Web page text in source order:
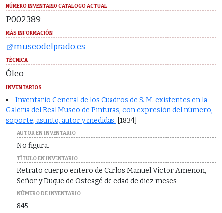
NÚMERO INVENTARIO CATALOGO ACTUAL
P002389
MÁS INFORMACIÓN
museodelprado.es
TÉCNICA
Óleo
INVENTARIOS
Inventario General de los Cuadros de S. M. existentes en la
Galería del Real Museo de Pinturas, con expresión del número,
soporte, asunto, autor y medidas. [1834]
AUTOR EN INVENTARIO
No figura.
TÍTULO EN INVENTARIO
Retrato cuerpo entero de Carlos Manuel Victor Amenon,
Señor y Duque de Osteagé de edad de diez meses
NÚMERO DE INVENTARIO
845